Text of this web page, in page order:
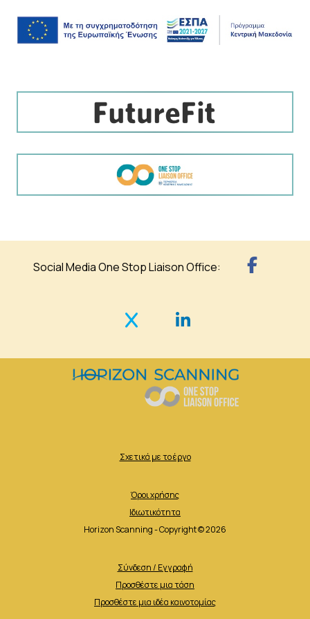
Social Media One Stop Liaison Office:
Σχετικά με το έργο
Όροι χρήσης
Ιδιωτικότητα
Horizon Scanning - Copyright © 2026
Σύνδεση / Εγγραφή
Προσθέστε μια τάση
Προσθέστε μια ιδέα καινοτομίας